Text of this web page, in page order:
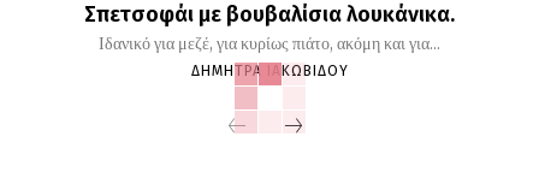
Σπετσοφάι με βουβαλίσια λουκάνικα.
Ιδανικό για μεζέ, για κυρίως πιάτο, ακόμη και για...
ΔΉΜΗΤΡΑ ΙΑΚΩΒΊΔΟΥ